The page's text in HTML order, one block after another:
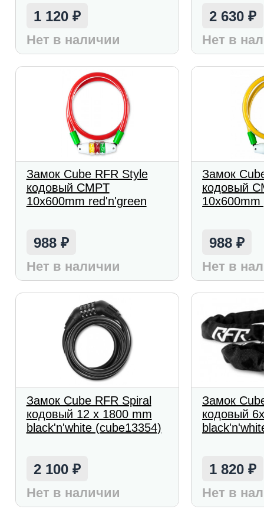
1 120 ₽
Нет в наличии
2 630₽
Нет в
Замок Cube RFR Style
кодовый CMPT
10x600mm red'n'green
988 ₽
Нет в наличии
Замок
кодовый
10x600mm
988₽
Нет в
Замок Cube RFR Spiral
кодовый 12 x 1800 mm
black'n'white (cube13354)
2 100 ₽
Нет в наличии
Замок
кодовый
1 820₽
Нет в